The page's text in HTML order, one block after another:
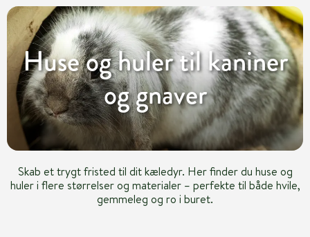
Huse og huler til kaniner
og gnaver
Skab et trygt fristed til dit kæledyr. Her finder du huse og
huler i flere størrelser og materialer – perfekte til både hvile,
gemmeleg og ro i buret.